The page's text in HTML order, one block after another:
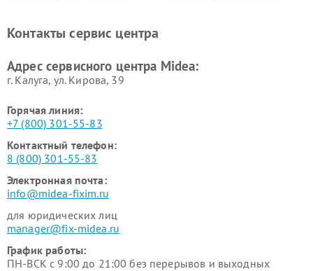
пылесосов Midea
Midea
Контакты сервис центра
Адрес сервисного центра Midea:
г. Калуга, ул. Кирова, 39
Горячая линия:
+7 (800) 301-55-83
Контактный телефон:
8 (800) 301-55-83
Электронная почта:
info@midea-fixim.ru
для юридических лиц
manager@fix-midea.ru
График работы:
ПН-ВСК с 9:00 до 21:00 без перерывов и выходных